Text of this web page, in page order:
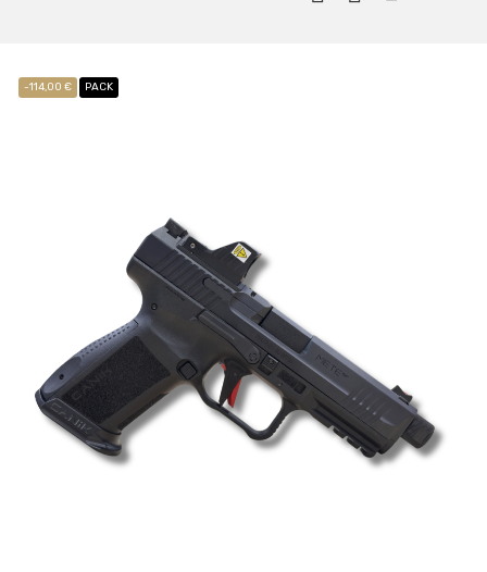
-114,00 € PACK